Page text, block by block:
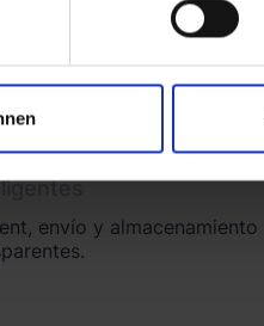
envío y almacenamiento